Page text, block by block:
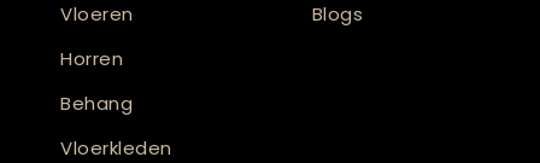
Vloeren
Horren
Behang
Vloerkleden
Blogs